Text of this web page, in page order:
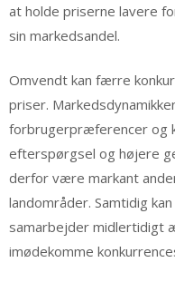
at holde priserne lavere
sin markedsandel.
Omvendt kan færre
priser.
forbrugerpræferencer og
efterspørgsel og højere
derfor være markant
landområder. Samtidig
samarbejder midlertidigt
imødekomme